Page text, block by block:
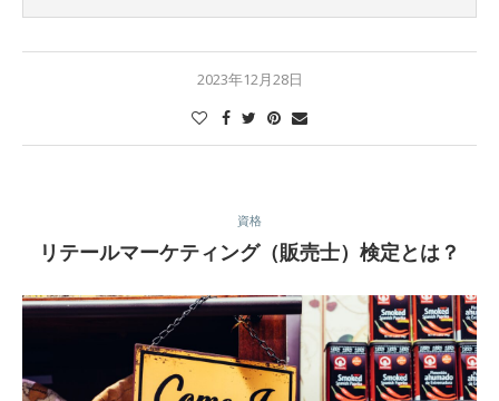
2023年12月28日
資格
リテールマーケティング（販売士）検定とは？